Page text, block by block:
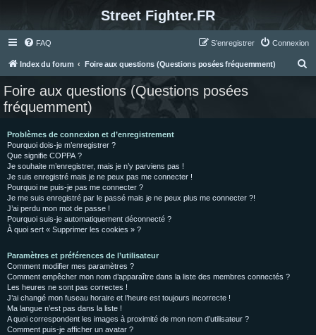
Street Fighter.FR
FAQ Connexion
S’enregistrer
Index du forum Foire aux questions (Questions posées fréquemment)
Foire aux questions (Questions posées
fréquemment)
Problèmes de connexion et d’enregistrement
Pourquoi dois-je m’enregistrer ?
Que signifie COPPA ?
Je souhaite m’enregistrer, mais je n’y parviens pas !
Je suis enregistré mais je ne peux pas me connecter !
Pourquoi ne puis-je pas me connecter ?
Je me suis enregistré par le passé mais je ne peux plus me connecter ?!
J’ai perdu mon mot de passe !
Pourquoi suis-je automatiquement déconnecté ?
À quoi sert « Supprimer les cookies » ?
Paramètres et préférences de l’utilisateur
Comment modifier mes paramètres ?
Comment empêcher mon nom d’apparaître dans la liste des membres connectés ?
Les heures ne sont pas correctes !
J’ai changé mon fuseau horaire et l’heure est toujours incorrecte !
Ma langue n’est pas dans la liste !
A quoi correspondent les images à proximité de mon nom d’utilisateur ?
Comment puis-je afficher un avatar ?